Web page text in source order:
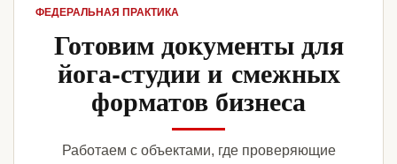
ФЕДЕРАЛЬНАЯ ПРАКТИКА
Готовим документы для
йога-студии и смежных
форматов бизнеса
Работаем с объектами, где проверяющие